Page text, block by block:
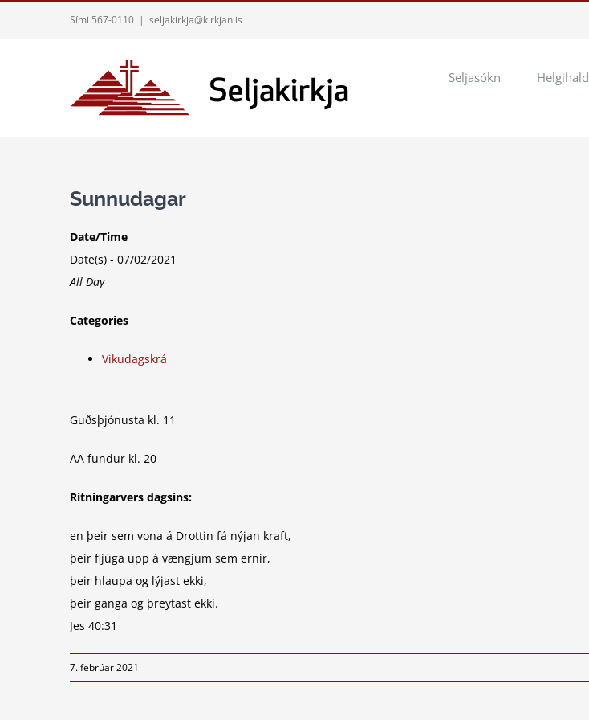
Sími 567-0110 | seljakirkja@kirkjan.is
Seljasókn Helgihald
Sunnudagar
Date/Time
Date(s) - 07/02/2021
All Day
Categories
Vikudagskrá
Guðsþjónusta kl. 11
AA fundur kl. 20
Ritningarvers dagsins:
en þeir sem vona á Drottin fá nýjan kraft,
þeir fljúga upp á vængjum sem ernir,
þeir hlaupa og lýjast ekki,
þeir ganga og þreytast ekki.
Jes 40:31
7. febrúar 2021